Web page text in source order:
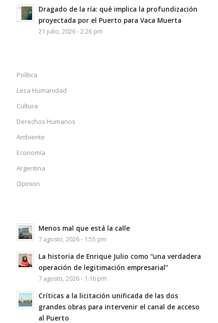
Dragado de la ría: qué implica la profundización
proyectada por el Puerto para Vaca Muerta
21 julio, 2026 - 2:26 pm
Política
Lesa Humanidad
Cultura
Derechos Humanos
Ambiente
Economía
Argentina
Opinion
Menos mal que está la calle
7 agosto, 2026 - 1:55 pm
La historia de Enrique Julio como “una verdadera
operación de legitimación empresarial”
7 agosto, 2026 - 1:16 pm
Críticas a la licitación unificada de las dos
grandes obras para intervenir el canal de acceso
al Puerto